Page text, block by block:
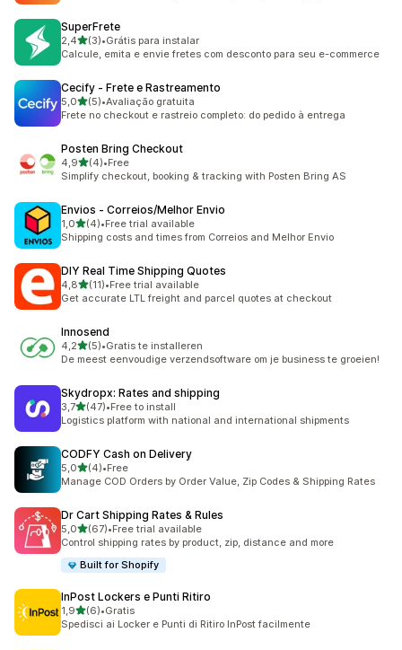
SuperFrete
2,4na 5 gwiazdek
(3)
Łączna liczba recenzji: 3
•Grátis para instalar
Calcule, emita e envie fretes com desconto para seu e-commerce
Cecify ‑ Frete e Rastreamento
5,0na 5 gwiazdek
(5)
Łączna liczba recenzji: 5
•Avaliação gratuita
Frete no checkout e rastreio completo: do pedido à entrega
Posten Bring Checkout
4,9na 5 gwiazdek
(4)
Łączna liczba recenzji: 4
•Free
Simplify checkout, booking & tracking with Posten Bring AS
Envios ‑ Correios/Melhor Envio
1,0na 5 gwiazdek
(4)
Łączna liczba recenzji: 4
•Free trial available
Shipping costs and times from Correios and Melhor Envio
DIY Real Time Shipping Quotes
4,8na 5 gwiazdek
(11)
Łączna liczba recenzji: 11
•Free trial available
Get accurate LTL freight and parcel quotes at checkout
Innosend
4,2na 5 gwiazdek
(5)
Łączna liczba recenzji: 5
•Gratis te installeren
De meest eenvoudige verzendsoftware om je business te groeien!
Skydropx: Rates and shipping
3,7na 5 gwiazdek
(47)
Łączna liczba recenzji: 47
•Free to install
Logistics platform with national and international shipments
CODFY Cash on Delivery
5,0na 5 gwiazdek
(4)
Łączna liczba recenzji: 4
•Free
Manage COD Orders by Order Value, Zip Codes & Shipping Rates
Dr Cart Shipping Rates & Rules
5,0na 5 gwiazdek
(67)
Łączna liczba recenzji: 67
•Free trial available
Control shipping rates by product, zip, distance and more
Built for Shopify
InPost Lockers e Punti Ritiro
1,9na 5 gwiazdek
(6)
Łączna liczba recenzji: 6
•Gratis
Spedisci ai Locker e Punti di Ritiro InPost facilmente